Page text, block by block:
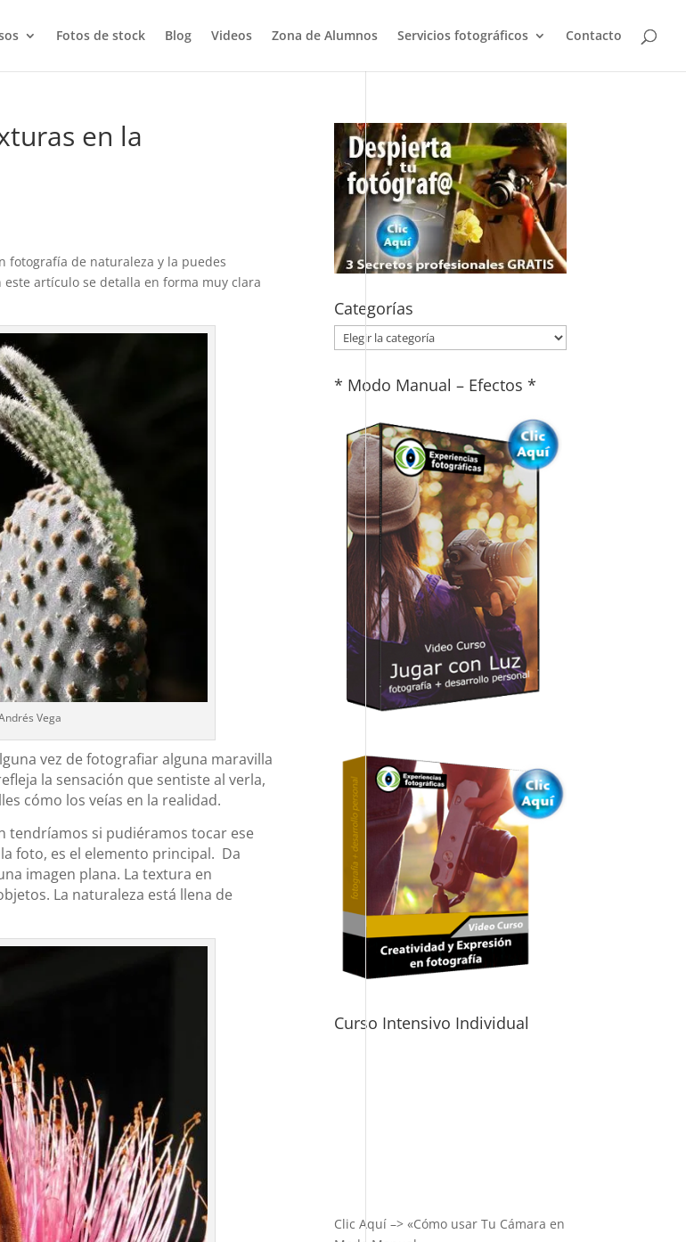
Fotos de stock Blog Videos Zona de Alumnos Servicios fotográficos Contacto
en la
fotografía de naturaleza y la puedes
artículo se detalla en forma muy clara
Vega
vez de fotografiar alguna maravilla
la sensación que sentiste al verla,
cómo los veías en la realidad.
tendríamos si pudiéramos tocar ese
foto, es el elemento principal. Da
imagen plana. La textura en
La naturaleza está llena de
Categorías
Categorías
* Modo Manual – Efectos *
Curso Intensivo Individual
Clic Aquí –> «Cómo usar Tu Cámara en